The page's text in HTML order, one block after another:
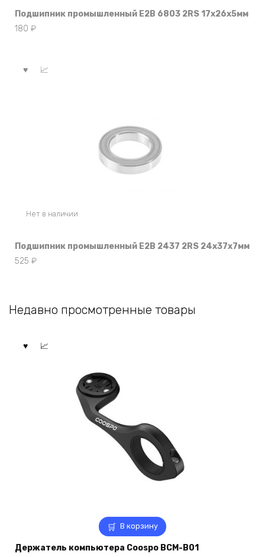
Подшипник промышленный E2B 6803 2RS 17x26x5мм
180 ₽
Нет в наличии
Подшипник промышленный E2B 2437 2RS 24x37x7мм
525 ₽
Недавно просмотренные товары
В корзину
Держатель компьютера Coospo BCM-B01